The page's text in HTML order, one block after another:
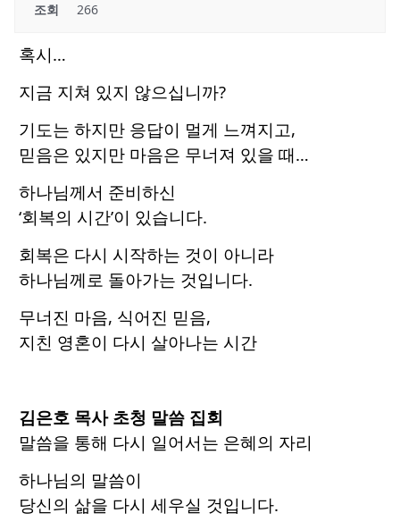
조회 266
혹시…
지금 지쳐 있지 않으십니까?
기도는 하지만 응답이 멀게 느껴지고,
믿음은 있지만 마음은 무너져 있을 때…
하나님께서 준비하신
‘회복의 시간’이 있습니다.
회복은 다시 시작하는 것이 아니라
하나님께로 돌아가는 것입니다.
무너진 마음, 식어진 믿음,
지친 영혼이 다시 살아나는 시간
김은호 목사 초청 말씀 집회
말씀을 통해 다시 일어서는 은혜의 자리
하나님의 말씀이
당신의 삶을 다시 세우실 것입니다.